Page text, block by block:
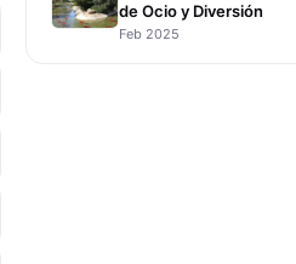
de Ocio y Diversión
Feb 2025